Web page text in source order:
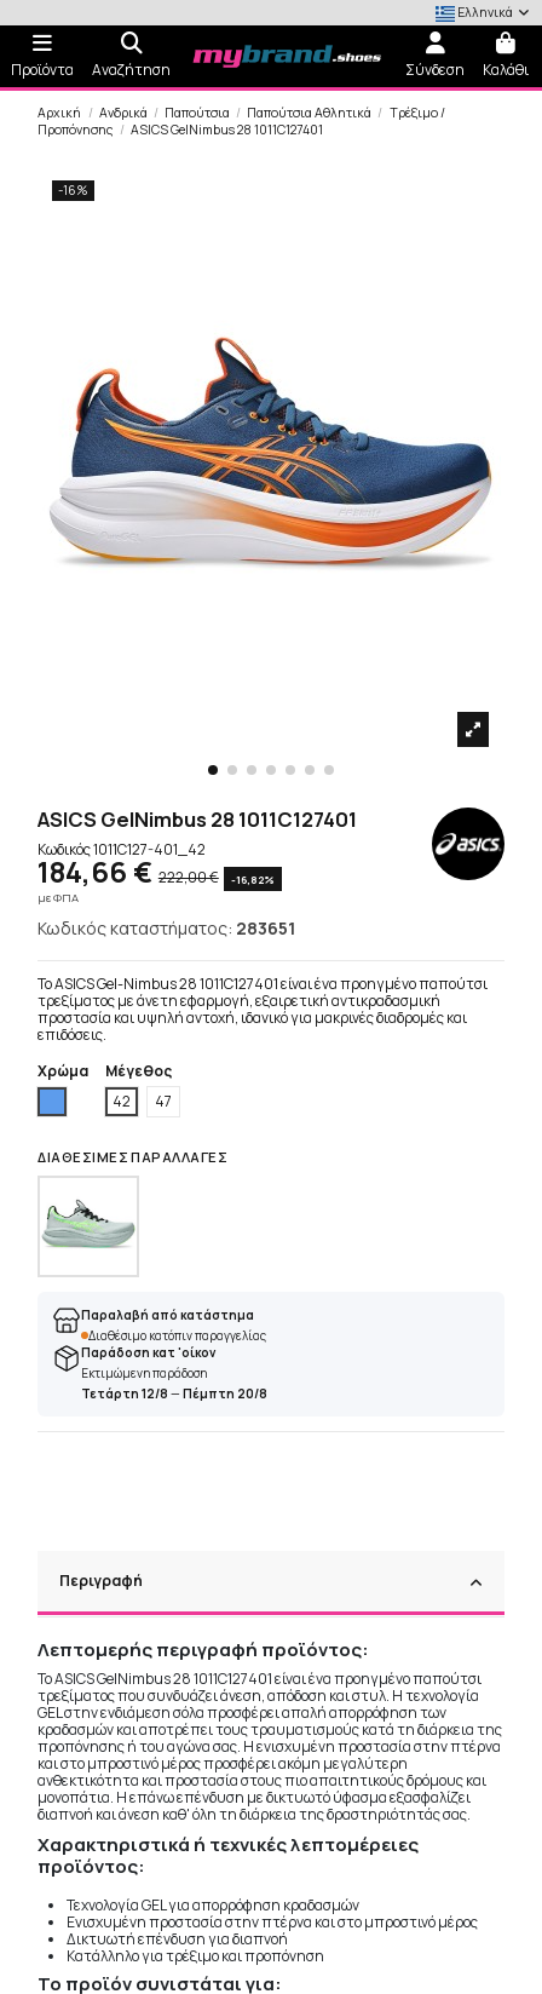
Ελληνικά
Προϊόντα Αναζήτηση Σύνδεση Καλάθι
Αρχική Ανδρικά Παπούτσια Παπούτσια Αθλητικά
Τρέξιμο /
Προπόνησης
ASICS GelNimbus 28 1011C127401
-16%
ASICS GelNimbus 28 1011C127401
Κωδικός1011C127-401_42
184,66 € 222,00 €
-16,82%
με ΦΠΑ
Κωδικός καταστήματος: 283651
Το ASICS Gel-Nimbus 28 1011C127401 είναι ένα προηγμένο παπούτσι
τρεξίματος με άνετη εφαρμογή, εξαιρετική αντικραδασμική
προστασία και υψηλή αντοχή, ιδανικό για μακρινές διαδρομές και
επιδόσεις.
Χρώμα
Μέγεθος
42
47
ΔΙΑΘΈΣΙΜΕΣ ΠΑΡΑΛΛΑΓΈΣ
Παραλαβή από κατάστημα
Διαθέσιμο κατόπιν παραγγελίας
Παράδοση κατ 'οίκον
Εκτιμώμενη παράδοση
Τετάρτη 12/8 —Πέμπτη 20/8
Περιγραφή
Λεπτομερής περιγραφή προϊόντος:
Το ASICS GelNimbus 28 1011C127401 είναι ένα προηγμένο παπούτσι
τρεξίματος που συνδυάζει άνεση, απόδοση και στυλ. Η τεχνολογία
GEL στην ενδιάμεση σόλα προσφέρει απαλή απορρόφηση των
κραδασμών και αποτρέπει τους τραυματισμούς κατά τη διάρκεια της
προπόνησης ή του αγώνα σας. Η ενισχυμένη προστασία στην πτέρνα
και στο μπροστινό μέρος προσφέρει ακόμη μεγαλύτερη
ανθεκτικότητα και προστασία στους πιο απαιτητικούς δρόμους και
μονοπάτια. Η επάνω επένδυση με δικτυωτό ύφασμα εξασφαλίζει
διαπνοή και άνεση καθ' όλη τη διάρκεια της δραστηριότητάς σας.
Χαρακτηριστικά ή τεχνικές λεπτομέρειες
προϊόντος:
Τεχνολογία GEL για απορρόφηση κραδασμών
Ενισχυμένη προστασία στην πτέρνα και στο μπροστινό μέρος
Δικτυωτή επένδυση για διαπνοή
Κατάλληλο για τρέξιμο και προπόνηση
Το προϊόν συνιστάται για: